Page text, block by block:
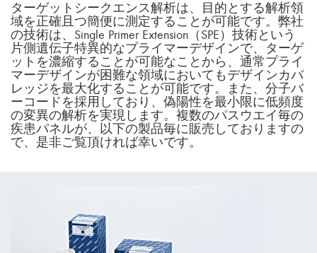
ターゲットシークエンス解析は、目的とする解析領
域を正確且つ簡便に測定することが可能です。弊社
の技術は、Single Primer Extension（SPE）技術という
片側遺伝子特異的なプライマーデザインで、ターゲ
ットを濃縮することが可能なことから、通常プライ
マーデザインが困難な領域においてもデザインカバ
レッジを最大化することが可能です。また、分子バ
ーコードを採用しており、偽陽性を最小限に低頻度
の変異の解析を実現します。複数のパスウエイ毎の
疾患パネルが、以下の製品毎に販売しておりますの
で、是非ご覧頂ければ幸いです。